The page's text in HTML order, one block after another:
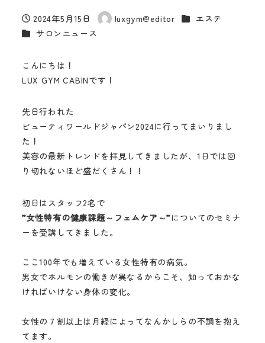
投稿日
2024年5月15日
著
luxgym@editor カテゴリー
エステ
カテゴリー
サロンニュース
こんにちは！
LUX GYM CABINです！
先日行われた
ビューティワールドジャパン2024に行ってまいりまし
た！
美容の最新トレンドを拝見してきましたが、1日では回
り切れないほど盛だくさん！！
初日はスタッフ2名で
”女性特有の健康課題～フェムケア～”についてのセミナ
ーを受講してきました。
ここ100年でも増えている女性特有の病気。
男女でホルモンの働きが異なるからこそ、知っておかな
ければいけない身体の変化。
女性の７割以上は月経によってなんかしらの不調を抱え
てます。